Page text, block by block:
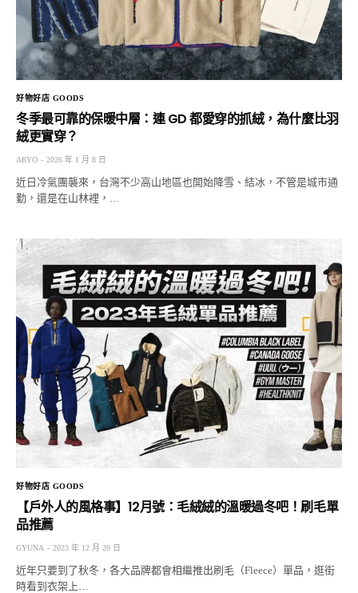
好物好店 GOODS
冬季最可靠的保暖中層：連 GD 都愛穿的抓絨，為什麼比羽
絨更實穿？
ARYO 2026 年 1 月 8 日
近日冷氣團襲來，台灣不少高山地區也開始降雪、結冰，不管是城市通
勤，還是在山林裡，…
好物好店 GOODS
【戶外人的風格事】12月號：毛絨絨的溫暖過冬吧！刷毛單
品推薦
GYUNA 2023 年 12 月 20 日
近年只要到了秋冬，各大品牌都會相繼推出刷毛（Fleece）單品，逛街
時看到衣架上…